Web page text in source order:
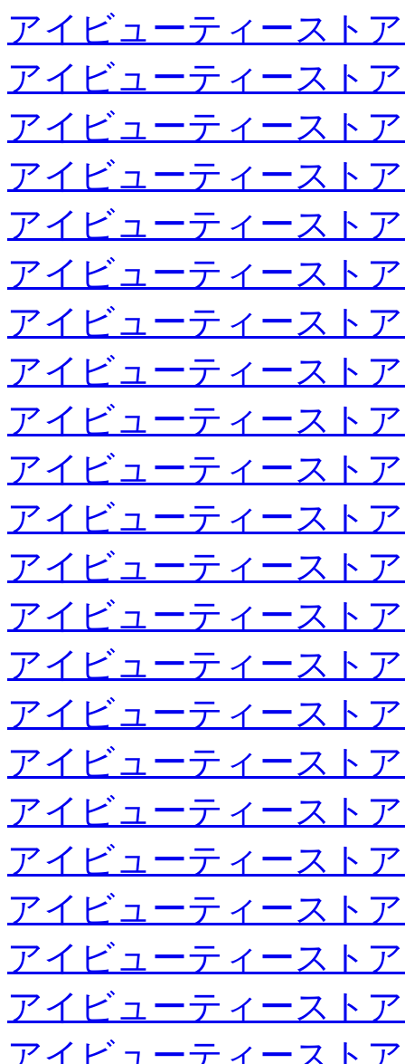
アイビューティースト
アイビューティースト
アイビューティースト
アイビューティースト
アイビューティースト
アイビューティースト
アイビューティースト
アイビューティースト
アイビューティースト
アイビューティースト
アイビューティースト
アイビューティースト
アイビューティースト
アイビューティースト
アイビューティースト
アイビューティースト
アイビューティースト
アイビューティースト
アイビューティースト
アイビューティースト
アイビューティースト
アイビューティースト